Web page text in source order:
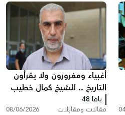
أغبياء ومغرورون ولا يقرأون
التاريخ .. للشيخ كمال خطيب
يافا 48
مقالات ومقابلات 08/06/2026